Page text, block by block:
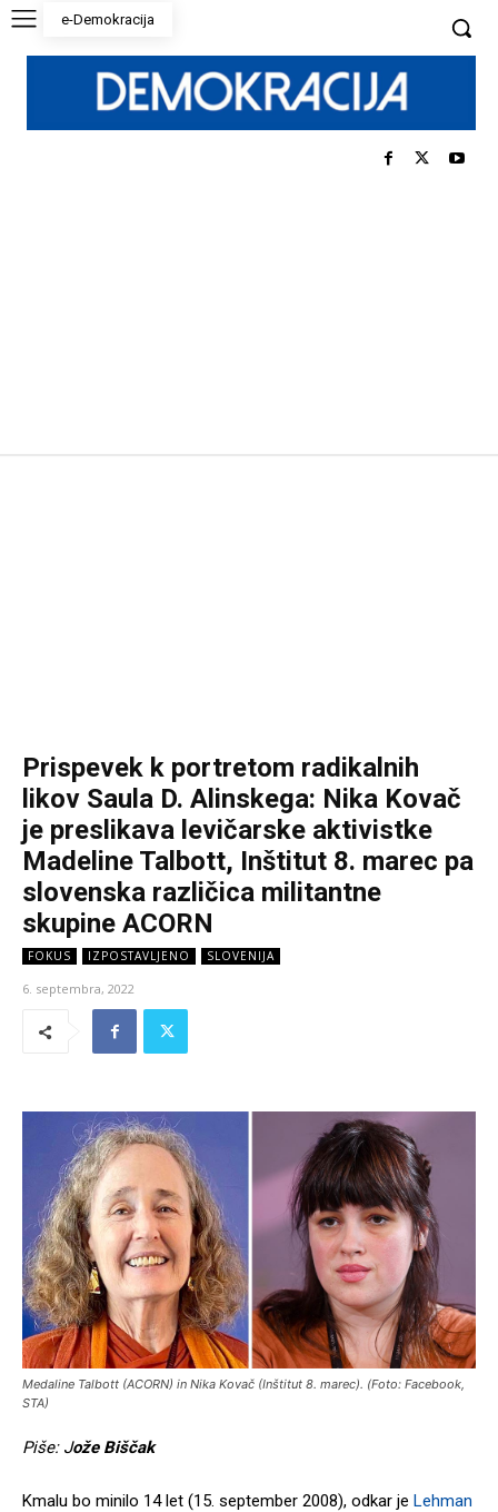
e-Demokracija
Prispevek k portretom radikalnih
likov Saula D. Alinskega: Nika Kovač
je preslikava levičarske aktivistke
Madeline Talbott, Inštitut 8. marec pa
slovenska različica militantne
skupine ACORN
FOKUS IZPOSTAVLJENO SLOVENIJA
6. septembra, 2022
Medaline Talbott (ACORN) in Nika Kovač (Inštitut 8. marec). (Foto: Facebook,
STA)
Piše: Jože Biščak
Kmalu bo minilo 14 let (15. september 2008), odkar je Lehman